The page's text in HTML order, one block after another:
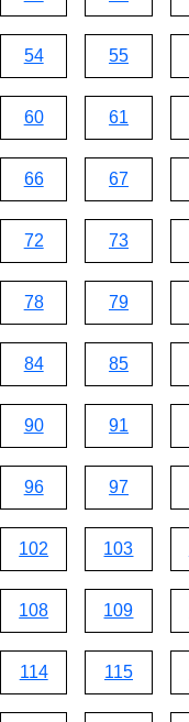
54 55
60 61
66 67
72 73
78 79
84 85
90 91
96 97
102 103
108 109
114 115